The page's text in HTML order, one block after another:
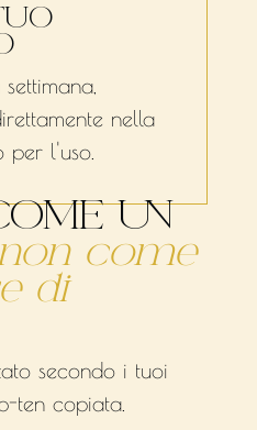
nella
per l'uso.
UN
come
di
secondo i tuoi
ten copiata.